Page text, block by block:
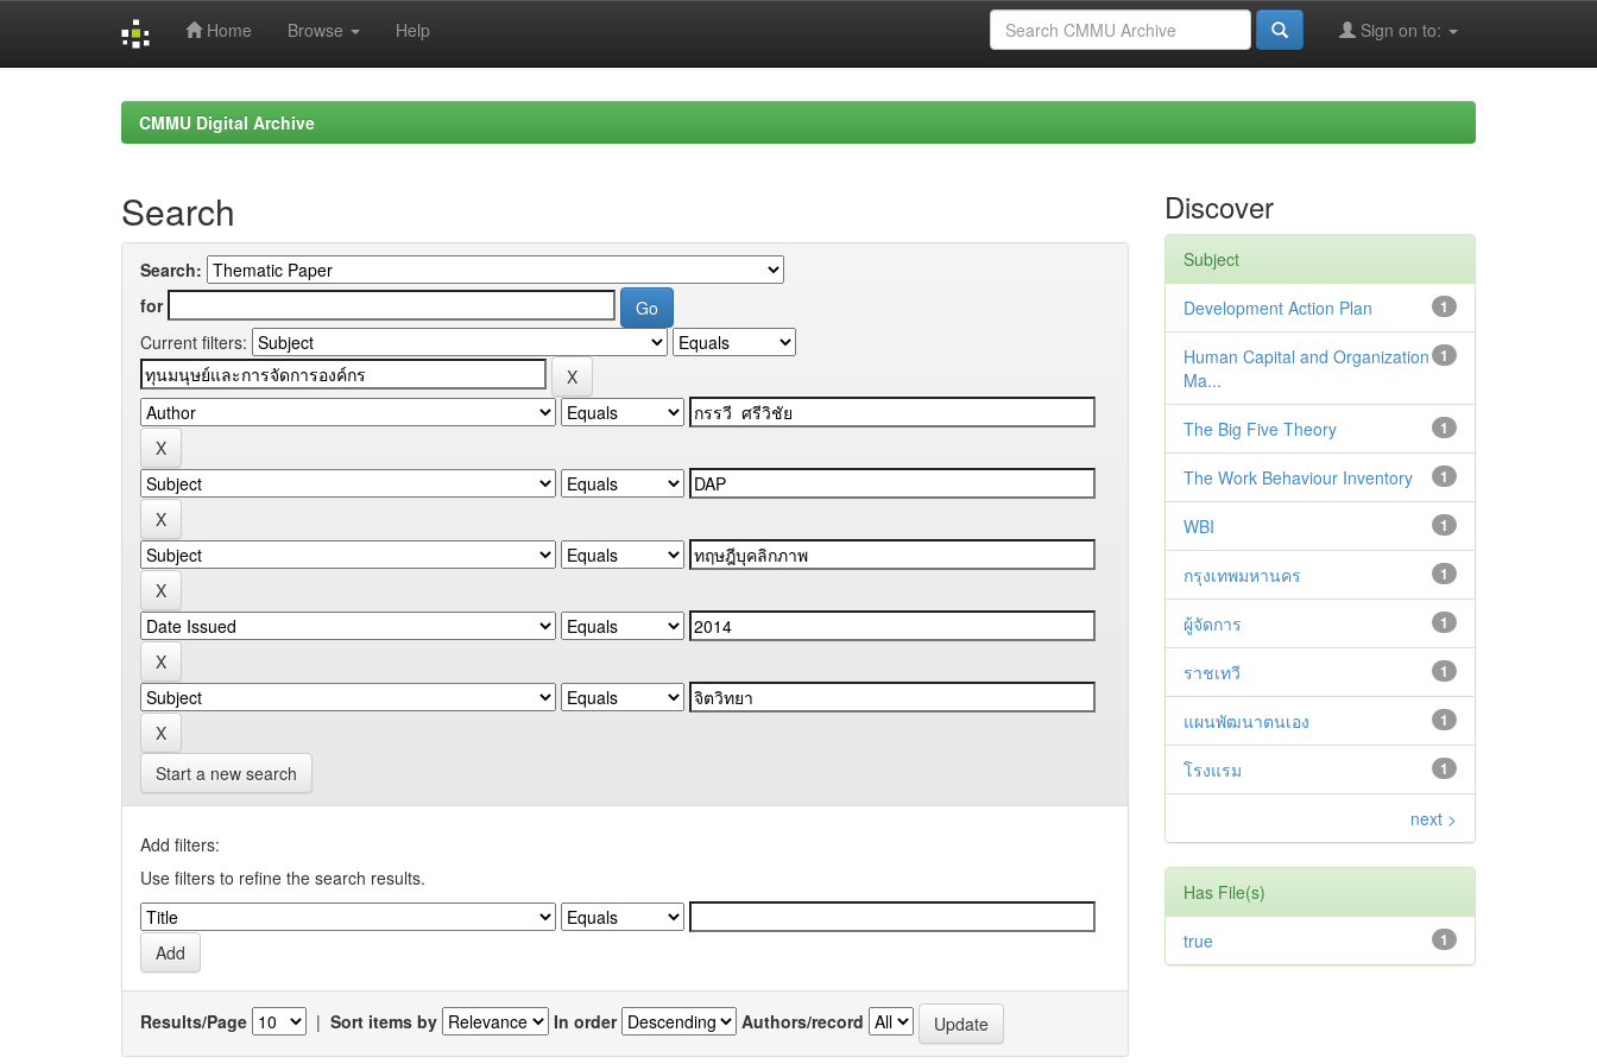
Home Browse Help Sign on to:
CMMU Digital Archive
Search
Search:
for
Current filters:
Start a new search
Add filters:
Use filters to refine the search results.
Results/Page | Sort items by In order Authors/record
Discover
Subject
1
Development Action Plan
1
Human Capital and Organization
Ma...
1
The Big Five Theory
1
The Work Behaviour Inventory
1
WBI
1
กรุงเทพมหานคร
1
ผู้จัดการ
1
ราชเทวี
1
แผนพัฒนาตนเอง
1
โรงแรม
next >
Has File(s)
1
true